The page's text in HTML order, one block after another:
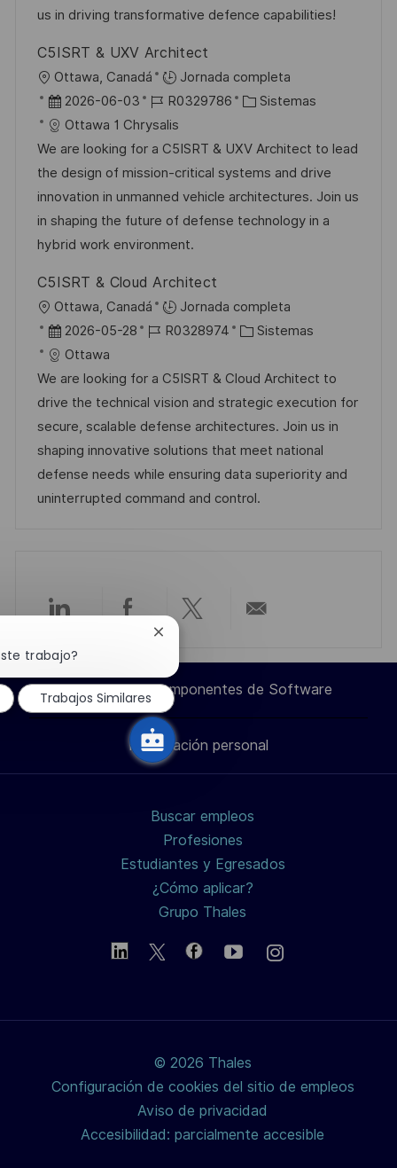
u
l
i
c
a
c
i
ó
n
e
a
us in driving transformative defence capabilities!
C5ISRT & UXV Architect
U
b
c
a
c
i
ó
Ottawa, Canadá
Jornada completa
F
e
c
h
a
d
e
u
b
l
c
a
c
i
ó
n
2026-06-03
I
D
d
e
e
m
p
e
o
R0329786
C
t
e
g
o
Sistemas
Ottawa 1 Chrysalis
We are looking for a C5ISRT & UXV Architect to lead
the design of mission-critical systems and drive
innovation in unmanned vehicle architectures. Join us
in shaping the future of defense technology in a
hybrid work environment.
C5ISRT & Cloud Architect
U
b
c
a
c
i
ó
n
Ottawa, Canadá
Jornada completa
F
e
c
h
a
d
e
p
c
c
i
ó
2026-05-28
I
d
e
e
m
p
l
R0328974
C
t
e
g
o
r
í
Sistemas
Ottawa
We are looking for a C5ISRT & Cloud Architect to
drive the technical vision and strategic execution for
secure, scalable defense architectures. Join us in
shaping innovative solutions that meet national
defense needs while ensuring data superiority and
uninterrupted command and control.
Compartir
a
través
Compartir
través
de
Compartir
a
través
de
/
X
por
correo
electrónico
Ingeniero de Componentes de Software
Información personal
Buscar empleos
Profesiones
Estudiantes y Egresados
¿Cómo aplicar?
Grupo Thales
© 2026 Thales
Configuración de cookies del sitio de empleos
Aviso de privacidad
Accesibilidad: parcialmente accesible
trabajo?
Cerrar
de
chatbot
Trabajos Similares